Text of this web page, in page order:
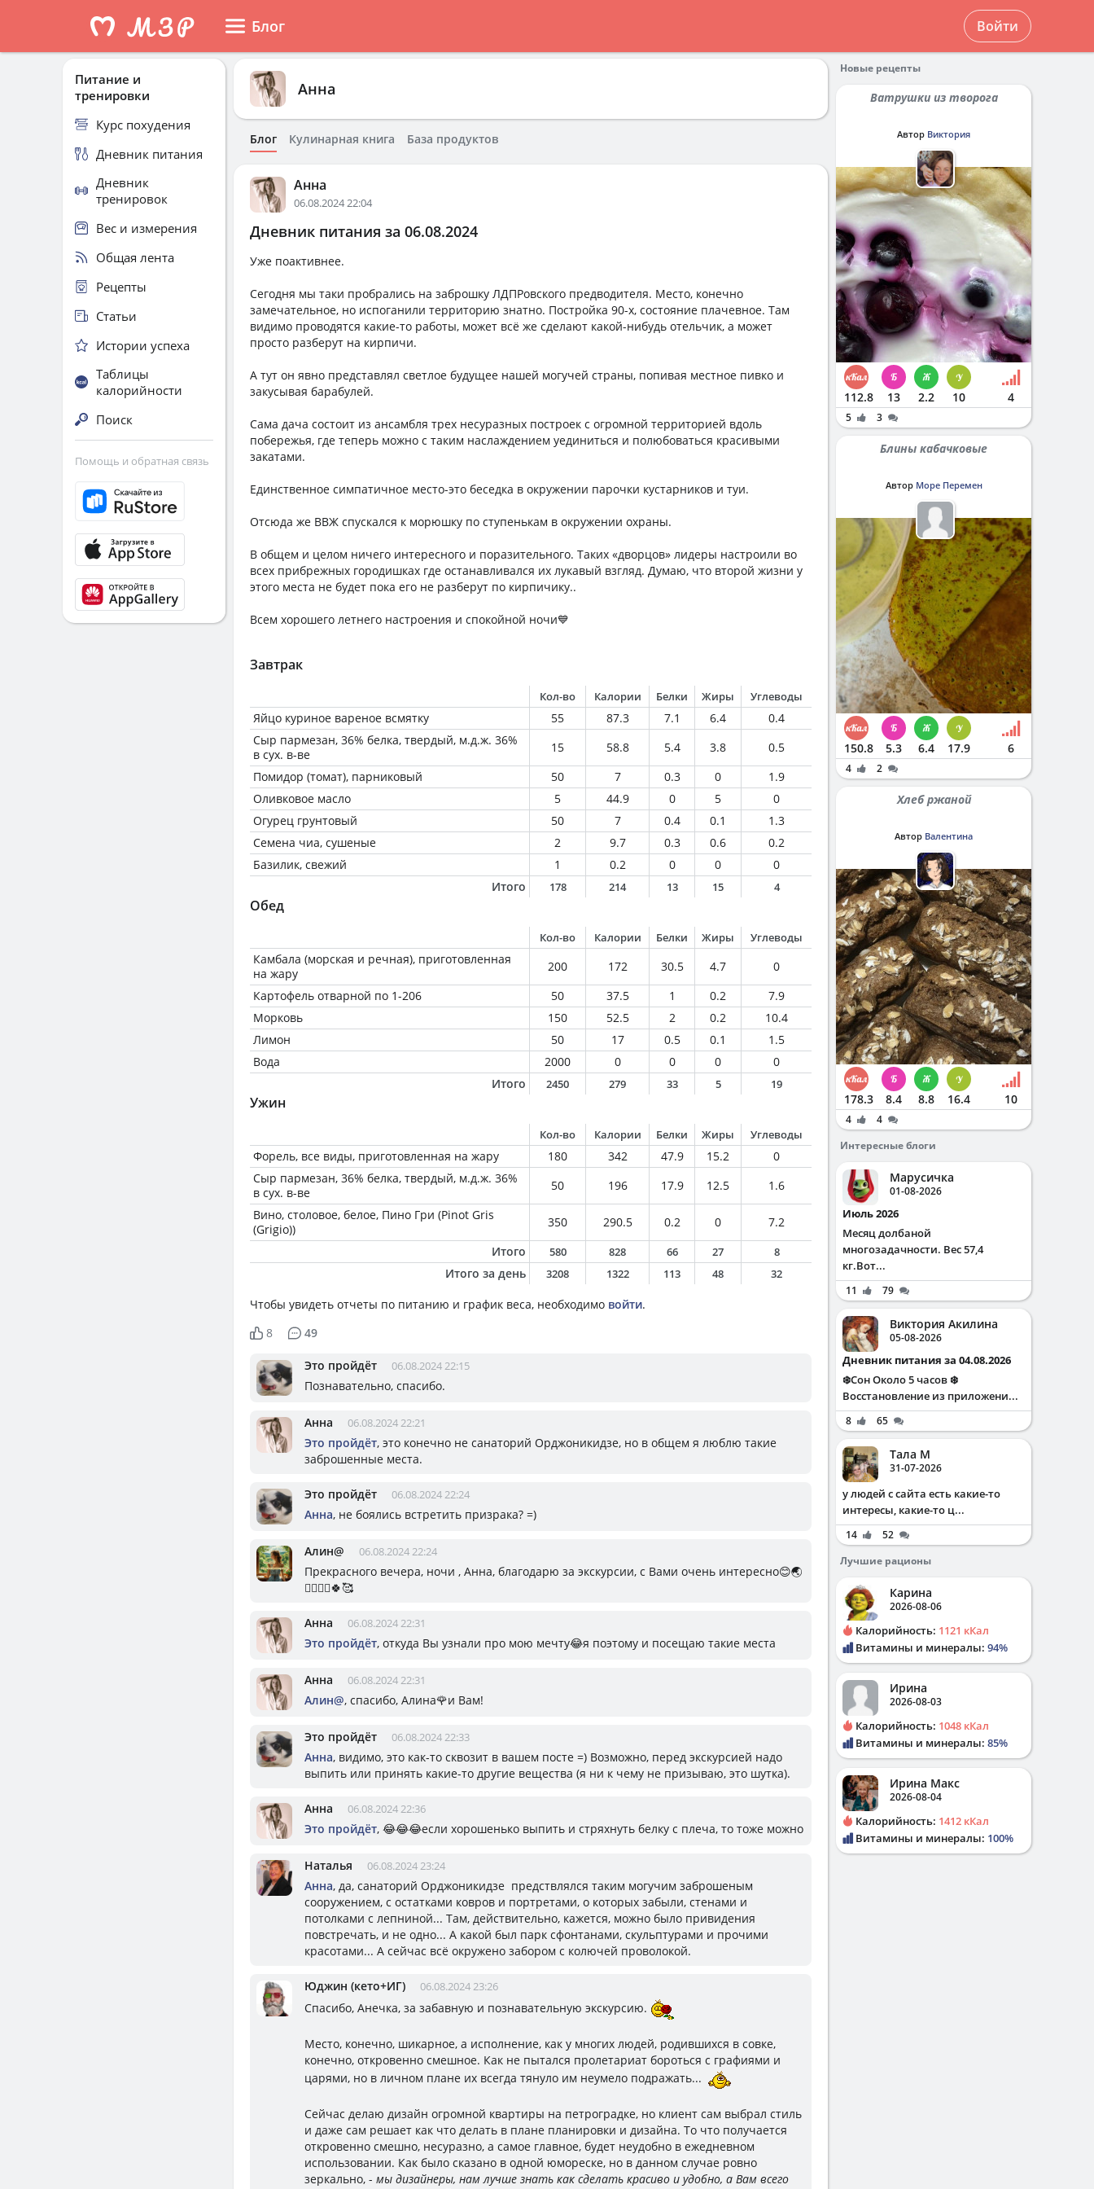
Блог Войти
Анна
Блог Кулинарная книга База продуктов
Анна
06.08.2024 22:04
Дневник питания за 06.08.2024
Уже поактивнее.
Сегодня мы таки пробрались на заброшку ЛДПРовского предводителя. Место, конечно
замечательное, но испоганили территорию знатно. Постройка 90-х, состояние плачевное. Там
видимо проводятся какие-то работы, может всё же сделают какой-нибудь отельчик, а может
просто разберут на кирпичи.
А тут он явно представлял светлое будущее нашей могучей страны, попивая местное пивко и
закусывая барабулей.
Сама дача состоит из ансамбля трех несуразных построек с огромной территорией вдоль
побережья, где теперь можно с таким наслаждением уединиться и полюбоваться красивыми
закатами.
Единственное симпатичное место-это беседка в окружении парочки кустарников и туи.
Отсюда же ВВЖ спускался к морюшку по ступенькам в окружении охраны.
В общем и целом ничего интересного и поразительного. Таких «дворцов» лидеры настроили во
всех прибрежных городишках где останавливался их лукавый взгляд. Думаю, что второй жизни у
этого места не будет пока его не разберут по кирпичику..
Всем хорошего летнего настроения и спокойной ночи💙
Завтрак
Кол-во Калории Белки Жиры Углеводы
Яйцо куриное вареное всмятку 55 87.3 7.1 6.4
0.4
Сыр пармезан, 36% белка, твердый, м.д.ж. 36%
в сух. в-ве
15 58.8 5.4 3.8
0.5
Помидор (томат), парниковый
50 7 0.3 0
1.9
Оливковое масло
5 44.9 0 5
0
Огурец грунтовый
50 7 0.4 0.1
1.3
Семена чиа, сушеные
2 9.7 0.3 0.6
0.2
Базилик, свежий
1 0.2 0 0
0
Итого
178 214 13 15 4
Обед
Кол-во Калории Белки Жиры Углеводы
Камбала (морская и речная), приготовленная
на жару
200 172 30.5 4.7
0
Картофель отварной по 1-206
50 37.5 1 0.2
7.9
Морковь
150 52.5 2 0.2
10.4
Лимон
50 17 0.5 0.1
1.5
Вода
2000 0 0 0
0
Итого
2450 279 33 5 19
Ужин
Кол-во Калории Белки Жиры Углеводы
Форель, все виды, приготовленная на жару 180 342 47.9 15.2
0
Сыр пармезан, 36% белка, твердый, м.д.ж. 36%
в сух. в-ве
50 196 17.9 12.5
1.6
Вино, столовое, белое, Пино Гри (Pinot Gris
(Grigio))
350 290.5 0.2 0
7.2
Итого
580 828 66 27 8
Итого за день 3208 1322 113 48 32
Чтобы увидеть отчеты по питанию и график веса, необходимо войти.
8
49
Это пройдёт 06.08.2024 22:15
Познавательно, спасибо.
Анна 06.08.2024 22:21
Это пройдёт, это конечно не санаторий Орджоникидзе, но в общем я люблю такие
заброшенные места.
Это пройдёт 06.08.2024 22:24
Анна, не боялись встретить призрака? =)
Алин@ 06.08.2024 22:24
Прекрасного вечера, ночи , Анна, благодарю за экскурсии, с Вами очень интересно😊🌏
🧘‍♀️🤸‍♂️🍀🥰
Анна 06.08.2024 22:31
Это пройдёт, откуда Вы узнали про мою мечту😂я поэтому и посещаю такие места
Анна 06.08.2024 22:31
Алин@, спасибо, Алина🌹и Вам!
Это пройдёт 06.08.2024 22:33
Анна, видимо, это как-то сквозит в вашем посте =) Возможно, перед экскурсией надо
выпить или принять какие-то другие вещества (я ни к чему не призываю, это шутка).
Анна 06.08.2024 22:36
Это пройдёт, 😂😂😂если хорошенько выпить и стряхнуть белку с плеча, то тоже можно
Наталья 06.08.2024 23:24
Анна, да, санаторий Орджоникидзе предствлялся таким могучим заброшеным
сооружением, с остатками ковров и портретами, о которых забыли, стенами и
потолками с лепниной... Там, действительно, кажется, можно было привидения
повстречать, и не одно... А какой был парк сфонтанами, скульптурами и прочими
красотами... А сейчас всё окружено забором с колючей проволокой.
Юджин (кето+ИГ) 06.08.2024 23:26
Спасибо, Анечка, за забавную и познавательную экскурсию.
Место, конечно, шикарное, а исполнение, как у многих людей, родившихся в совке,
конечно, откровенно смешное. Как не пытался пролетариат бороться с графиями и
царями, но в личном плане их всегда тянуло им неумело подражать...
Сейчас делаю дизайн огромной квартиры на петроградке, но клиент сам выбрал стиль
и даже сам решает как что делать в плане планировки и дизайна. То что получается
откровенно смешно, несуразно, а самое главное, будет неудобно в ежедневном
использовании. Как было сказано в одной юмореске, но в данном случае ровно
зеркально, - мы дизайнеры, нам лучше знать как сделать красиво и удобно, а Вам всего
Питание и
тренировки
Курс похудения
Дневник питания
Дневник
тренировок
Вес и измерения
Общая лента
Рецепты
Статьи
Истории успеха
Таблицы
калорийности
Поиск
Помощь и обратная связь
Новые рецепты
Ватрушки из творога
Автор Виктория
112.8 13 2.2 10 4
5 3
Блины кабачковые
Автор Море Перемен
150.8 5.3 6.4 17.9 6
4 2
Хлеб ржаной
Автор Валентина
178.3 8.4 8.8 16.4 10
4
4
Интересные блоги
Марусичка
01-08-2026
Июль 2026
Месяц долбаной
многозадачности. Вес 57,4
кг.Вот...
11 79
Виктория Акилина
05-08-2026
Дневник питания за 04.08.2026
❄️Сон Около 5 часов ❄️
Восстановление из приложени...
8 65
Тала М
31-07-2026
у людей с сайта есть какие-то
интересы, какие-то ц...
14
52
Лучшие рационы
Карина
2026-08-06
Калорийность: 1121 кКал
Витамины и минералы: 94%
Ирина
2026-08-03
Калорийность: 1048 кКал
Витамины и минералы: 85%
Ирина Макс
2026-08-04
Калорийность: 1412 кКал
Витамины и минералы: 100%